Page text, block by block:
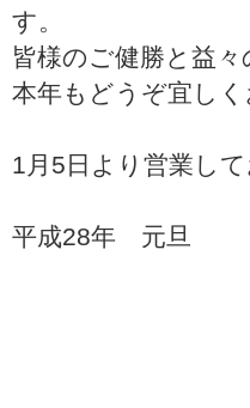
す。
皆様のご健勝と益
本年もどうぞ宜しく
1月5日より営業して
平成28年 元旦